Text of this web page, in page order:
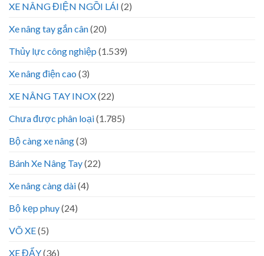
XE NÂNG ĐIỆN NGỒI LÁI (2)
Xe nâng tay gắn cân(20)
Thủy lực công nghiệp (1.539)
Xe nâng điện cao (3)
XE NÂNG TAY INOX(22)
Chưa được phân loại(1.785)
Bộ càng xe nâng(3)
Bánh Xe Nâng Tay(22)
Xe nâng càng dài(4)
Bộ kẹp phuy(24)
VÕ XE(5)
XE ĐẨY(36)